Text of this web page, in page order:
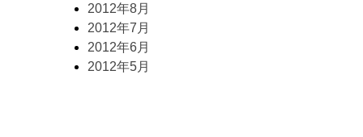
2012年8月
2012年7月
2012年6月
2012年5月